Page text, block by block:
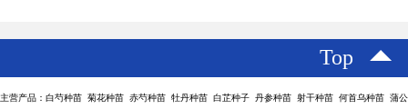
Top
主营产品：白芍种苗 菊花种苗 赤芍种苗 牡丹种苗 白芷种子 丹参种苗 射干种苗 何首乌种苗 蒲公